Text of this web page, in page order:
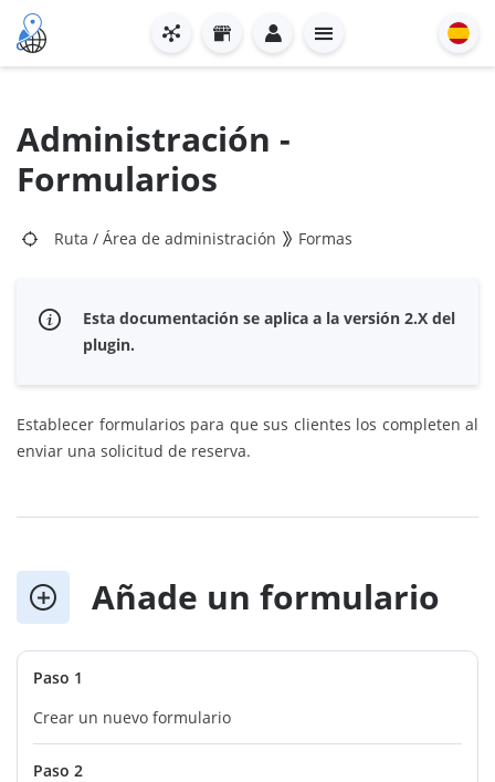
Administración -
Formularios
Ruta / Área de administración Formas
Esta documentación se aplica a la versión 2.X del
plugin.
Establecer formularios para que sus clientes los completen al
enviar una solicitud de reserva.
Añade un formulario
Paso 1
Crear un nuevo formulario
Paso 2